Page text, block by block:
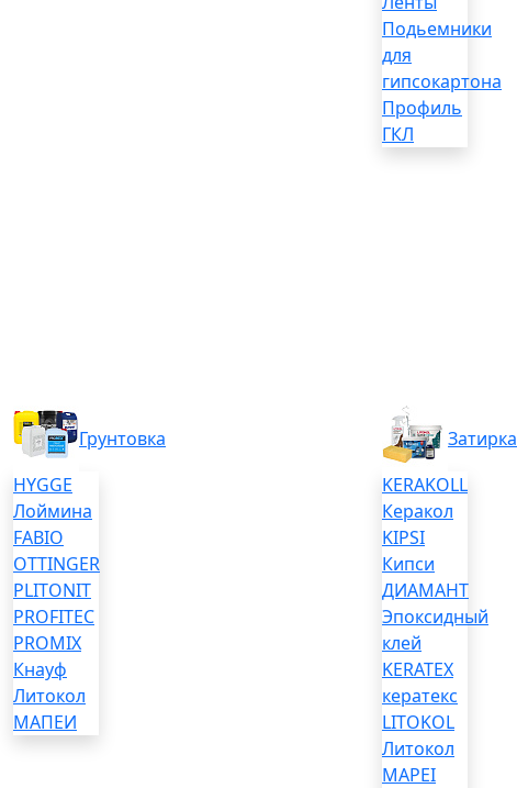
Подьемники
для
гипсокартона
Профиль
ГКЛ
Грунтовка
HYGGE
Лоймина
FABIO
OTTINGER
PLITONIT
PROFITEC
PROMIX
Кнауф
Литокол
МАПЕИ
Затирка
KERAKOLL
Керакол
KIPSI
Кипси
ДИАМАНТ
Эпоксидный
клей
KERATEX
кератекс
LITOKOL
Литокол
MAPEI